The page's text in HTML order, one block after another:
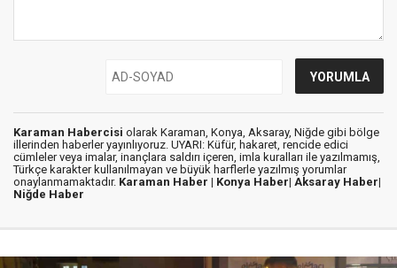
Karaman Habercisi olarak Karaman, Konya, Aksaray, Niğde gibi bölge
illerinden haberler yayınlıyoruz. UYARI: Küfür, hakaret, rencide edici
cümleler veya imalar, inançlara saldırı içeren, imla kuralları ile yazılmamış,
Türkçe karakter kullanılmayan ve büyük harflerle yazılmış yorumlar
onaylanmamaktadır. Karaman Haber | Konya Haber| Aksaray Haber|
Niğde Haber